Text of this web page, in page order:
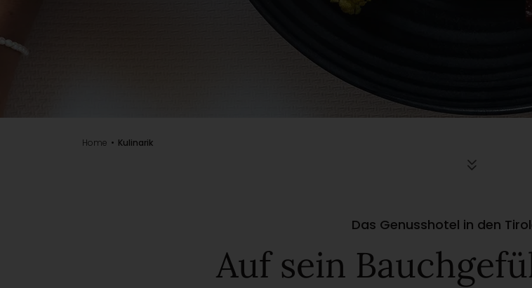
Home Kulinarik
Das Genusshotel in den
Auf sein